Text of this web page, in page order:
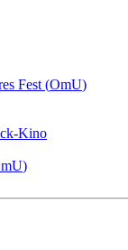
Fest (OmU)
Kino
)